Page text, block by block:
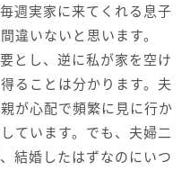
週実家に来てくれる息子
違いないと思います。
とし、逆に私が家を空け
ることは分かります。夫
が心配で頻繁に見に行か
ています。でも、夫婦二
結婚したはずなのにいつ